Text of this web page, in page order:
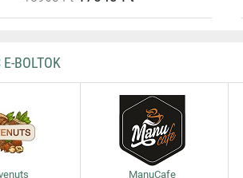
BOLTOK
ManuCafe